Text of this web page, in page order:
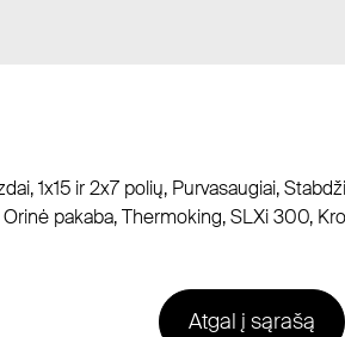
1x15 ir 2x7 polių, Purvasaugiai,
pakaba, Thermoking, SLXi 300,
Atgal į sąrašą